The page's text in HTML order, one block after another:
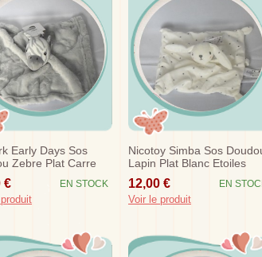
Early Days Sos
Zebre Plat Carre
€ EN STOCK
Nicotoy Simba Sos
Lapin Plat Blanc Etoiles
Violettes
12,00 € EN
Voir le produit